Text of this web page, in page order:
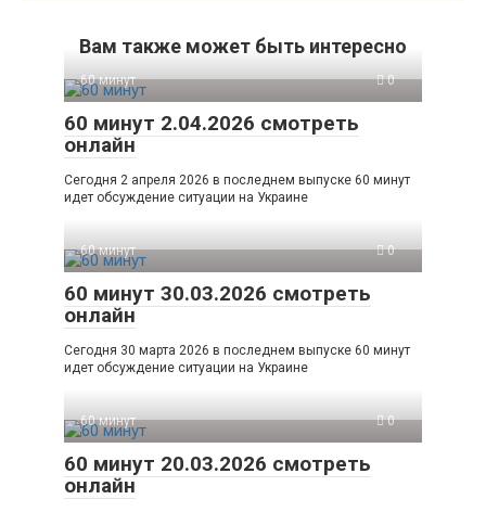
Вам также может быть интересно
60 минут 0
60 минут 2.04.2026 смотреть
онлайн
Сегодня 2 апреля 2026 в последнем выпуске 60 минут
идет обсуждение ситуации на Украине
60 минут 0
60 минут 30.03.2026 смотреть
онлайн
Сегодня 30 марта 2026 в последнем выпуске 60 минут
идет обсуждение ситуации на Украине
60 минут 0
60 минут 20.03.2026 смотреть
онлайн